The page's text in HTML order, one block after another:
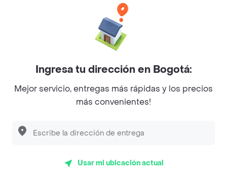
domicilio?
Cipollina?
¿Cuáles son las promociones de Arepas Gourmet
Ingresa tu dirección en Bogotá:
Mejor servicio, entregas más rápidas y los precios
más convenientes!
Usar mi ubicación actual